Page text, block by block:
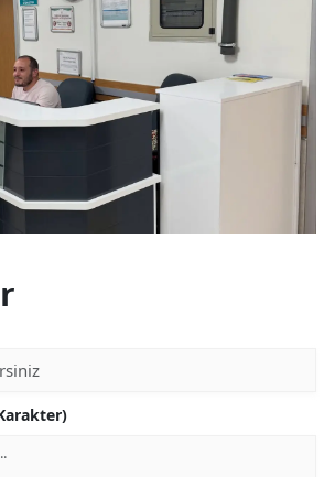
Kütahya
Malatya
Manisa
Muğla